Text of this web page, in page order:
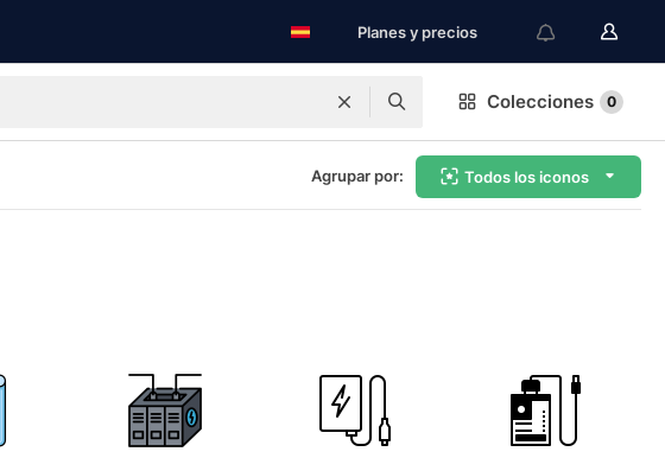
Planes y precios
Colecciones 0
Agrupar por: Todos los iconos